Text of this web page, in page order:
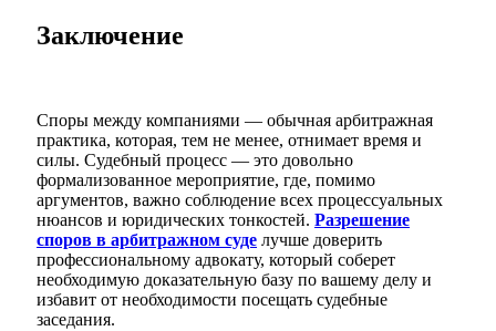
Заключение
Споры между компаниями — обычная арбитражная
практика, которая, тем не менее, отнимает время и
силы. Судебный процесс — это довольно
формализованное мероприятие, где, помимо
аргументов, важно соблюдение всех процессуальных
нюансов и юридических тонкостей. Разрешение
споров в арбитражном суде лучше доверить
профессиональному адвокату, который соберет
необходимую доказательную базу по вашему делу и
избавит от необходимости посещать судебные
заседания.